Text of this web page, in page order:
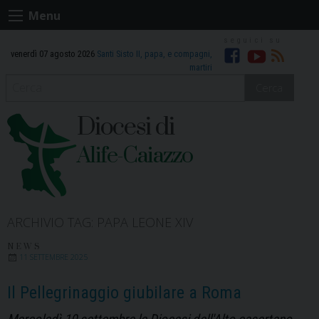
Skip
to
Menu
venerdì 07 agosto 2026 Santi Sisto II, papa, e compagni,
martiri
Facebook
Youtube
RSS
Diocesi di
Alife-Caiazzo
11 SETTEMBRE 2025
Il Pellegrinaggio giubilare a Roma